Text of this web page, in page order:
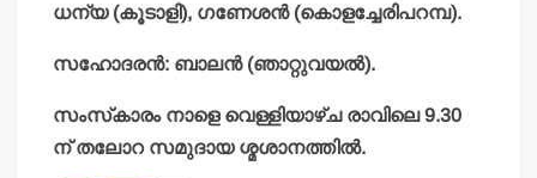
ധന്യ (കൂടാളി), ഗണേശന്‍ (കൊളച്ചേരിപറമ്പ).
സഹോദരന്‍: ബാലന്‍ (ഞാറ്റുവയല്‍).
സംസ്‌കാരം നാളെ വെള്ളിയാഴ്ച രാവിലെ 9.30
ന് തലോറ സമുദായ ശ്മശാനത്തില്‍.